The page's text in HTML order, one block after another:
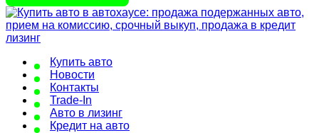
Купить авто
Новости
Контакты
Trade-In
Авто в лизинг
Кредит на авто